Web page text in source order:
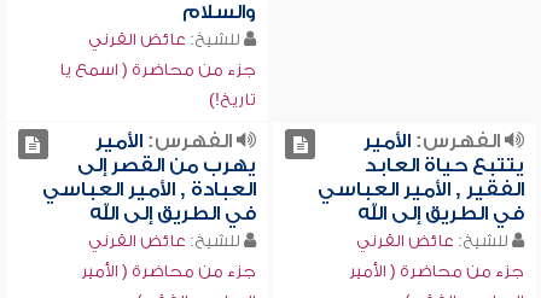
والسلام
للشيخ: عائض القرني
جزء من محاضرة ( اسمع يا
تاريخ!)
الفهرس:الأمير
يتتبع حياة العابد
الفقير , الأمير العباسي
في الطريق إلى الله
للشيخ: عائض القرني
جزء من محاضرة ( الأمير
الفهرس:الأمير
يهرب من القصر إلى
العبادة , الأمير العباسي
في الطريق إلى الله
للشيخ: عائض القرني
جزء من محاضرة ( الأمير